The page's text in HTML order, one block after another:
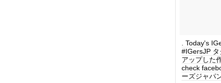
. Today's
#IGersJP
アップした
check
ーズジャパ